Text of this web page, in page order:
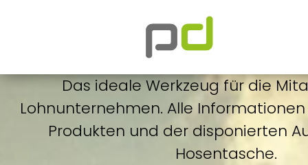
Das ideale Werkzeug für die
Lohnunternehmen. Alle Informationen
Produkten und der disponierten
Hosentasche.